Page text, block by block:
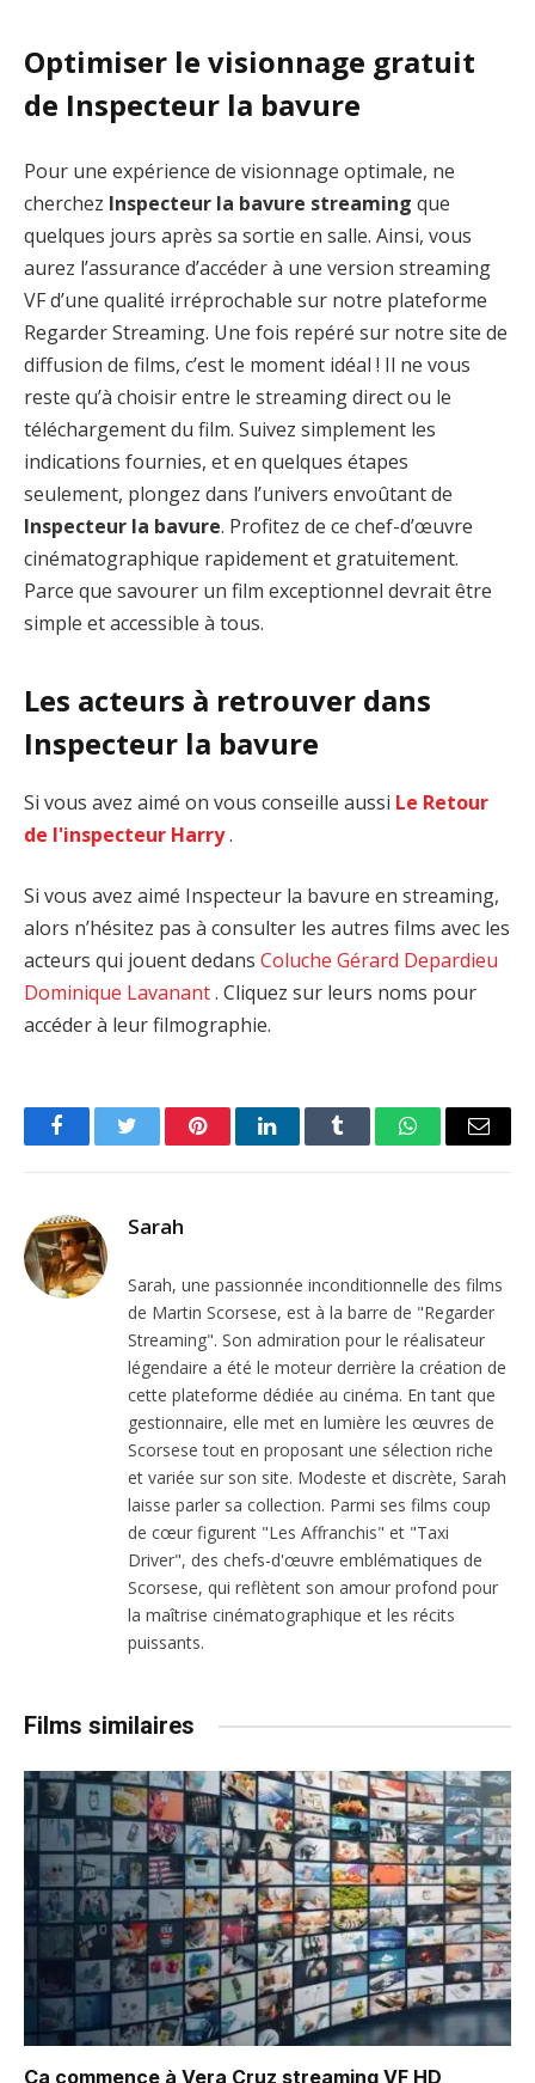
Optimiser le visionnage gratuit
de Inspecteur la bavure
Pour une expérience de visionnage optimale, ne
cherchez Inspecteur la bavure streaming que
quelques jours après sa sortie en salle. Ainsi, vous
aurez l’assurance d’accéder à une version streaming
VF d’une qualité irréprochable sur notre plateforme
Regarder Streaming. Une fois repéré sur notre site de
diffusion de films, c’est le moment idéal ! Il ne vous
reste qu’à choisir entre le streaming direct ou le
téléchargement du film. Suivez simplement les
indications fournies, et en quelques étapes
seulement, plongez dans l’univers envoûtant de
Inspecteur la bavure. Profitez de ce chef-d’œuvre
cinématographique rapidement et gratuitement.
Parce que savourer un film exceptionnel devrait être
simple et accessible à tous.
Les acteurs à retrouver dans
Inspecteur la bavure
Si vous avez aimé on vous conseille aussi Le Retour
de l'inspecteur Harry.
Si vous avez aimé Inspecteur la bavure en streaming,
alors n’hésitez pas à consulter les autres films avec les
acteurs qui jouent dedans Coluche Gérard Depardieu
Dominique Lavanant. Cliquez sur leurs noms pour
accéder à leur filmographie.
FacebookTwitter PinterestLinkedInTumblr WhatsAppEmail
Sarah
Sarah, une passionnée inconditionnelle des films
de Martin Scorsese, est à la barre de "Regarder
Streaming". Son admiration pour le réalisateur
légendaire a été le moteur derrière la création de
cette plateforme dédiée au cinéma. En tant que
gestionnaire, elle met en lumière les œuvres de
Scorsese tout en proposant une sélection riche
et variée sur son site. Modeste et discrète, Sarah
laisse parler sa collection. Parmi ses films coup
de cœur figurent "Les Affranchis" et "Taxi
Driver", des chefs-d'œuvre emblématiques de
Scorsese, qui reflètent son amour profond pour
la maîtrise cinématographique et les récits
puissants.
Films similaires
Ça commence à Vera Cruz streaming VF HD